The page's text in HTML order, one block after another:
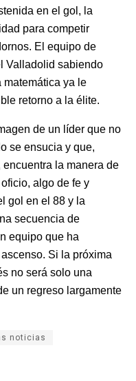
en el gol, la
para competir
El equipo de
Valladolid sabiendo
matemática ya le
retorno a la élite.
de un líder que no
se ensucia y que,
la manera de
algo de fe y
gol en el 88 y la
secuencia de
equipo que ha
Si la próxima
no será solo una
un regreso largamente
noticias